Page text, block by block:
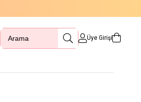
Üye Girişi